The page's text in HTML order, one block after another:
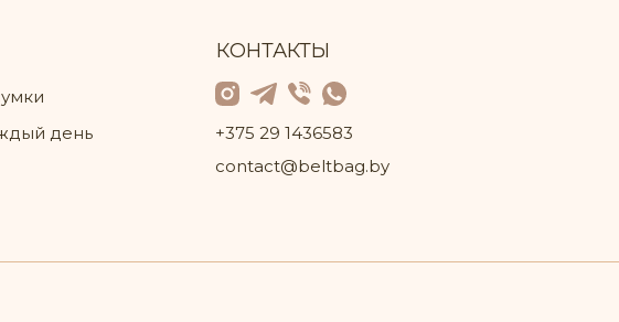
+375 29 1436583
день
КОНТАКТЫ
contact@beltbag.by